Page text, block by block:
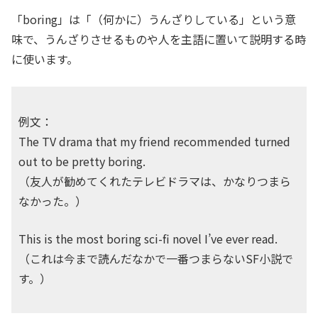
「boring」は「（何かに）うんざりしている」という意
味で、うんざりさせるものや人を主語に置いて説明する時
に使います。
例文：
The TV drama that my friend recommended turned
out to be pretty boring.
（友人が勧めてくれたテレビドラマは、かなりつまら
なかった。）
This is the most boring sci-fi novel I’ve ever read.
（これは今まで読んだなかで一番つまらないSF小説で
す。）